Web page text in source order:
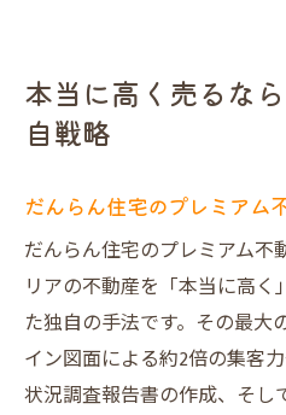
本当に高く売るな
自戦略
だんらん住宅のプレミアム
だんらん住宅のプレミアム不
リアの不動産を「本当に高
た独自の手法です。その最大
イン図面による約2倍の集客
状況調査報告書の作成、そし